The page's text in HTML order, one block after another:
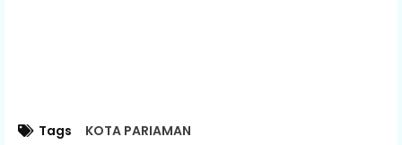
Tags KOTA PARIAMAN